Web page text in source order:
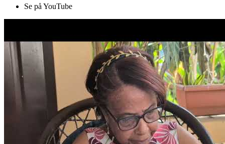
Se på YouTube